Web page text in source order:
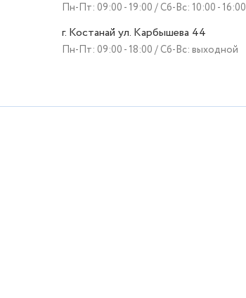
Пн-Пт: 09:00 - 19:00 / Сб-Вс: 10:00 - 16:00
г. Костанай ул. Карбышева 44
Пн-Пт: 09:00 - 18:00 / Сб-Вс: выходной